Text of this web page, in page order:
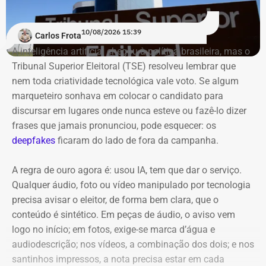
A aliança com o PL ficou pelo
caminho
A Federação União Progressista, formada por União
Brasil e PP, estava no caminho de uma aliança com o PL
Carlos Frota10/08/2026 15:39
A inteligência artificial chegou à política brasileira, mas o
Tribunal Superior Eleitoral (TSE) resolveu lembrar que
nem toda criatividade tecnológica vale voto. Se algum
marqueteiro sonhava em colocar o candidato para
discursar em lugares onde nunca esteve ou fazê-lo dizer
frases que jamais pronunciou, pode esquecer: os
deepfakes ficaram do lado de fora da campanha.
A regra de ouro agora é: usou IA, tem que dar o serviço.
Qualquer áudio, foto ou vídeo manipulado por tecnologia
precisa avisar o eleitor, de forma bem clara, que o
conteúdo é sintético. Em peças de áudio, o aviso vem
logo no início; em fotos, exige-se marca d’água e
audiodescrição; nos vídeos, a combinação dos dois; e nos
santinhos impressos, a nota precisa estar em cada